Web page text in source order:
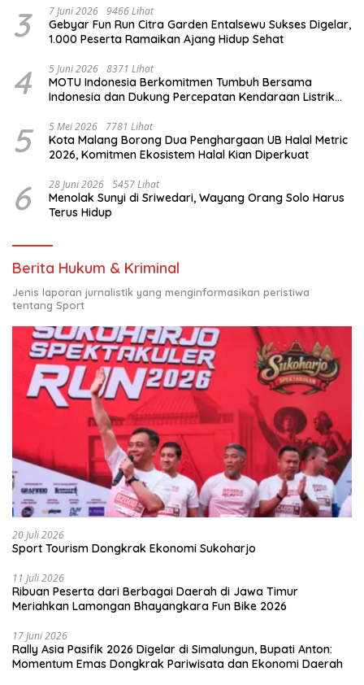
3 7 Juni 2026 9466 Lihat
Gebyar Fun Run Citra Garden Entalsewu Sukses Digelar,
1.000 Peserta Ramaikan Ajang Hidup Sehat
4 5 Juni 2026 8371 Lihat
MOTU Indonesia Berkomitmen Tumbuh Bersama
Indonesia dan Dukung Percepatan Kendaraan Listrik
5 5 Mei 2026 7781 Lihat
Kota Malang Borong Dua Penghargaan UB Halal Metric
2026, Komitmen Ekosistem Halal Kian Diperkuat
6 28 Juni 2026 5457 Lihat
Menolak Sunyi di Sriwedari, Wayang Orang Solo Harus
Terus Hidup
Berita Hukum & Kriminal
Jenis laporan jurnalistik yang menginformasikan peristiwa
tentang Sport
20 Juli 2026
Sport Tourism Dongkrak Ekonomi Sukoharjo
11 Juli 2026
Ribuan Peserta dari Berbagai Daerah di Jawa Timur
Meriahkan Lamongan Bhayangkara Fun Bike 2026
17 Juni 2026
Rally Asia Pasifik 2026 Digelar di Simalungun, Bupati Anton:
Momentum Emas Dongkrak Pariwisata dan Ekonomi Daerah